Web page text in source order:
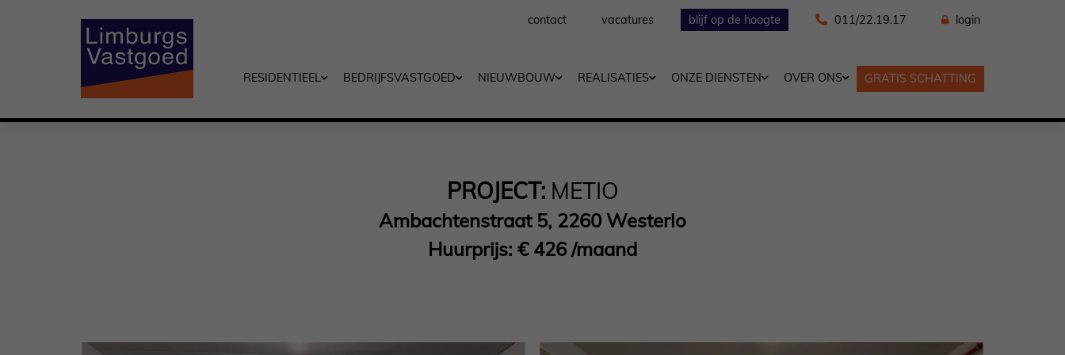
contact vacatures blijf op de hoogte 011/22.19.17 login
RESIDENTIEEL BEDRIJFSVASTGOED NIEUWBOUW REALISATIES ONZE DIENSTEN OVER ONS GRATIS SCHATTING
PROJECT: METIO
Ambachtenstraat 5, 2260 Westerlo
Huurprijs: € 426 /maand